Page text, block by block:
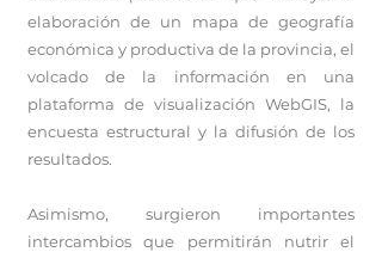
elaboración de un mapa de geografía
económica y productiva de la provincia, el
volcado de la información en una
plataforma de visualización WebGIS, la
encuesta estructural y la difusión de los
resultados.
Asimismo, surgieron importantes
intercambios que permitirán nutrir el